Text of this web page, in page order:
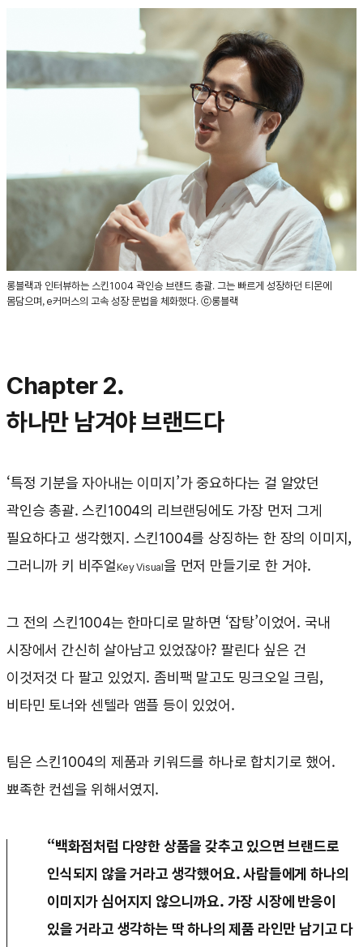
롱블랙과 인터뷰하는 스킨1004 곽인승 브랜드 총괄. 그는 빠르게 성장하던 티몬에
몸담으며, e커머스의 고속 성장 문법을 체화했다. ⓒ롱블랙
Chapter 2.
하나만 남겨야 브랜드다
‘특정 기분을 자아내는 이미지’가 중요하다는 걸 알았던
곽인승 총괄. 스킨1004의 리브랜딩에도 가장 먼저 그게
필요하다고 생각했지. 스킨1004를 상징하는 한 장의 이미지,
그러니까 키 비주얼Key Visual을 먼저 만들기로 한 거야.
그 전의 스킨1004는 한마디로 말하면 ‘잡탕’이었어. 국내
시장에서 간신히 살아남고 있었잖아? 팔린다 싶은 건
이것저것 다 팔고 있었지. 좀비팩 말고도 밍크오일 크림,
비타민 토너와 센텔라 앰플 등이 있었어.
팀은 스킨1004의 제품과 키워드를 하나로 합치기로 했어.
뾰족한 컨셉을 위해서였지.
“백화점처럼 다양한 상품을 갖추고 있으면 브랜드로
인식되지 않을 거라고 생각했어요. 사람들에게 하나의
이미지가 심어지지 않으니까요. 가장 시장에 반응이
있을 거라고 생각하는 딱 하나의 제품 라인만 남기고 다